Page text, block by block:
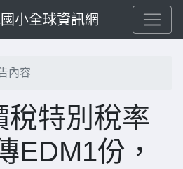
小全球資訊網
內容
稅特別稅率
EDM1份，